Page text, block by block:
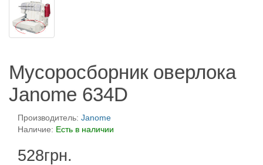
Мусоросборник оверлока
Janome 634D
Производитель: Janome
Наличие: Есть в наличии
528грн.